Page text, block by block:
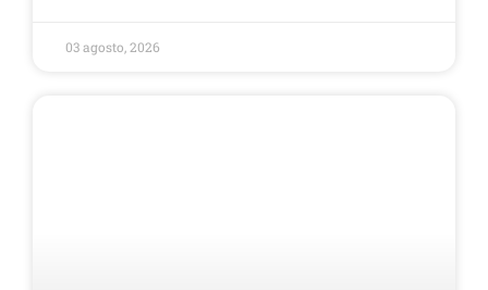
03 agosto, 2026